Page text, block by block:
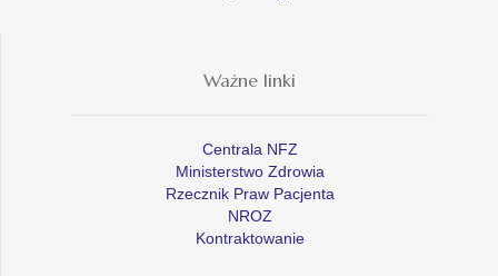
Ważne linki
Centrala NFZ
Ministerstwo Zdrowia
Rzecznik Praw Pacjenta
NROZ
Kontraktowanie